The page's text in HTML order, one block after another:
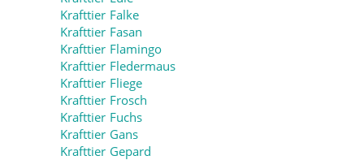
Krafttier Falke
Krafttier Fasan
Krafttier Flamingo
Krafttier Fledermaus
Krafttier Fliege
Krafttier Frosch
Krafttier Fuchs
Krafttier Gans
Krafttier Gepard